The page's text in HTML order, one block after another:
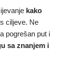
kako
ciljeve. Ne
pogrešan put i
sa znanjem i